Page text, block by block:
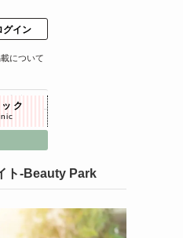
グイン
について
ク
ト-Beauty Park